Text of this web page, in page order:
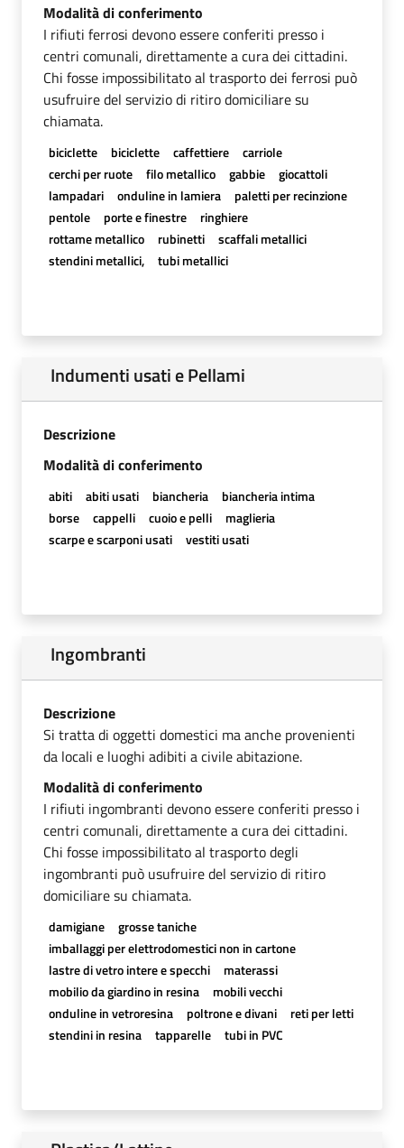
Modalità di conferimento
I rifiuti ferrosi devono essere conferiti presso i
centri comunali, direttamente a cura dei cittadini.
Chi fosse impossibilitato al trasporto dei ferrosi può
usufruire del servizio di ritiro domiciliare su
chiamata.
biciclette biciclette caffettiere
carriole
cerchi per ruote
filo metallico gabbie
giocattoli
lampadari
onduline in lamiera
paletti per recinzione
pentole
porte e finestre
ringhiere
rottame metallico
rubinetti
scaffali metallici
stendini metallici,
tubi metallici
Indumenti usati e Pellami
Descrizione
Modalità di conferimento
abiti abiti usati biancheria
biancheria intima
borse
cappelli cuoio e pelli
maglieria
scarpe e scarponi usati
vestiti usati
Ingombranti
Descrizione
Si tratta di oggetti domestici ma anche provenienti
da locali e luoghi adibiti a civile abitazione.
Modalità di conferimento
I rifiuti ingombranti devono essere conferiti presso i
centri comunali, direttamente a cura dei cittadini.
Chi fosse impossibilitato al trasporto degli
ingombranti può usufruire del servizio di ritiro
domiciliare su chiamata.
damigiane
grosse taniche
imballaggi per elettrodomestici non in cartone
lastre di vetro intere e specchi
materassi
mobilio da giardino in resina
mobili vecchi
onduline in vetroresina
poltrone e divani
reti per letti
stendini in resina
tapparelle tubi in PVC